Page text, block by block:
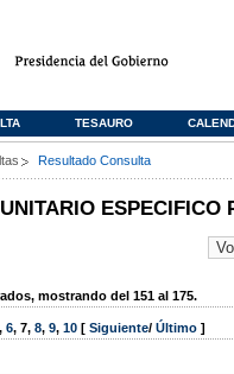
TESAURO
Resultado Consulta
ESPECIFICO
mostrando del 151 al 175.
, 6, 7, 8, 9, 10 [ Siguiente/ Último ]